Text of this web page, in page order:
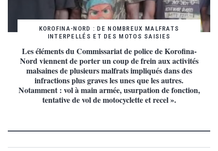
KOROFINA-NORD : DE NOMBREUX MALFRATS
INTERPELLÉS ET DES MOTOS SAISIES
Les éléments du Commissariat de police de Korofina-
Nord viennent de porter un coup de frein aux activités
malsaines de plusieurs malfrats impliqués dans des
infractions plus graves les unes que les autres.
Notamment : vol à main armée, usurpation de fonction,
tentative de vol de motocyclette et recel ».